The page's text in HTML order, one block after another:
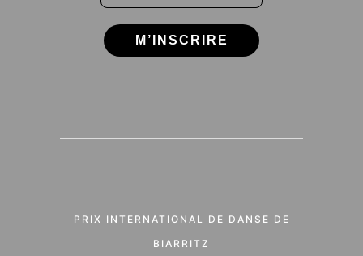
M’INSCRIRE
PRIX INTERNATIONAL DE DANSE DE
BIARRITZ